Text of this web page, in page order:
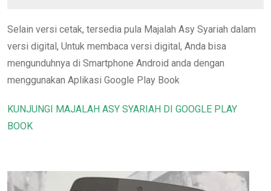
Selain versi cetak, tersedia pula Majalah Asy Syariah dalam
versi digital, Untuk membaca versi digital, Anda bisa
mengunduhnya di Smartphone Android anda dengan
menggunakan Aplikasi Google Play Book
KUNJUNGI MAJALAH ASY SYARIAH DI GOOGLE PLAY
BOOK